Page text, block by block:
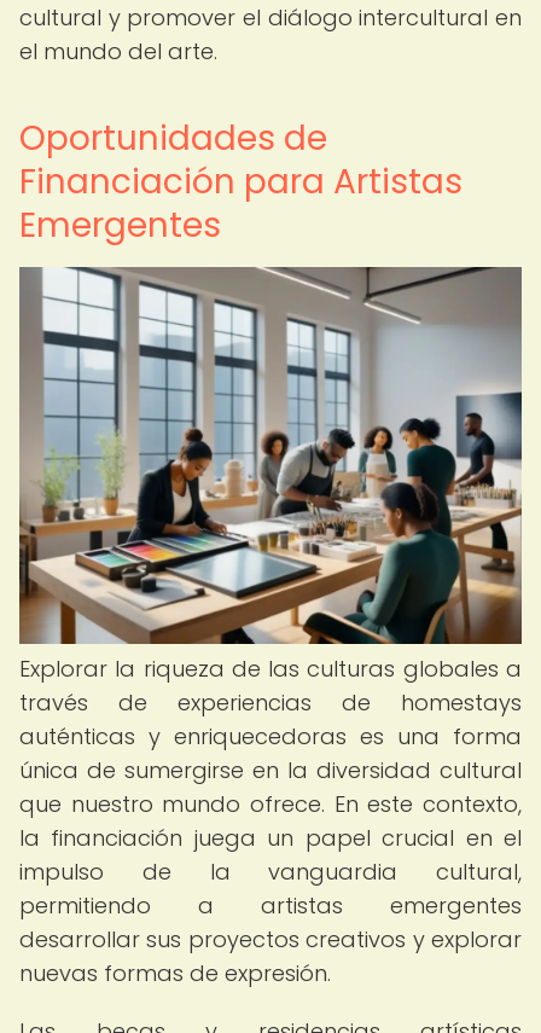
cultural y promover el diálogo intercultural en
el mundo del arte.
Oportunidades de
Financiación para Artistas
Emergentes
Explorar la riqueza de las culturas globales a
través de experiencias de homestays
auténticas y enriquecedoras es una forma
única de sumergirse en la diversidad cultural
que nuestro mundo ofrece. En este contexto,
la financiación juega un papel crucial en el
impulso de la vanguardia cultural,
permitiendo a artistas emergentes
desarrollar sus proyectos creativos y explorar
nuevas formas de expresión.